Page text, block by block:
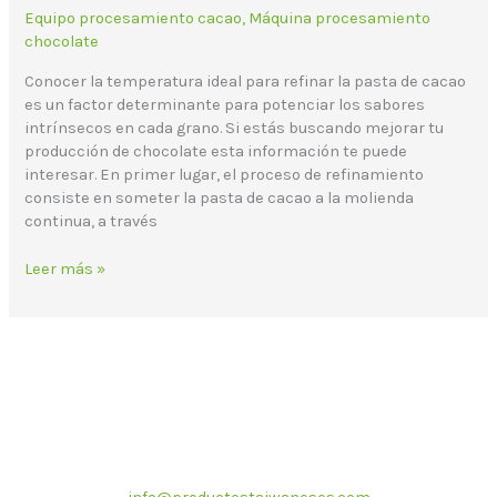
Equipo procesamiento cacao, Máquina procesamiento
chocolate
Conocer la temperatura ideal para refinar la pasta de cacao
es un factor determinante para potenciar los sabores
intrínsecos en cada grano. Si estás buscando mejorar tu
producción de chocolate esta información te puede
interesar. En primer lugar, el proceso de refinamiento
consiste en someter la pasta de cacao a la molienda
continua, a través
Leer más »